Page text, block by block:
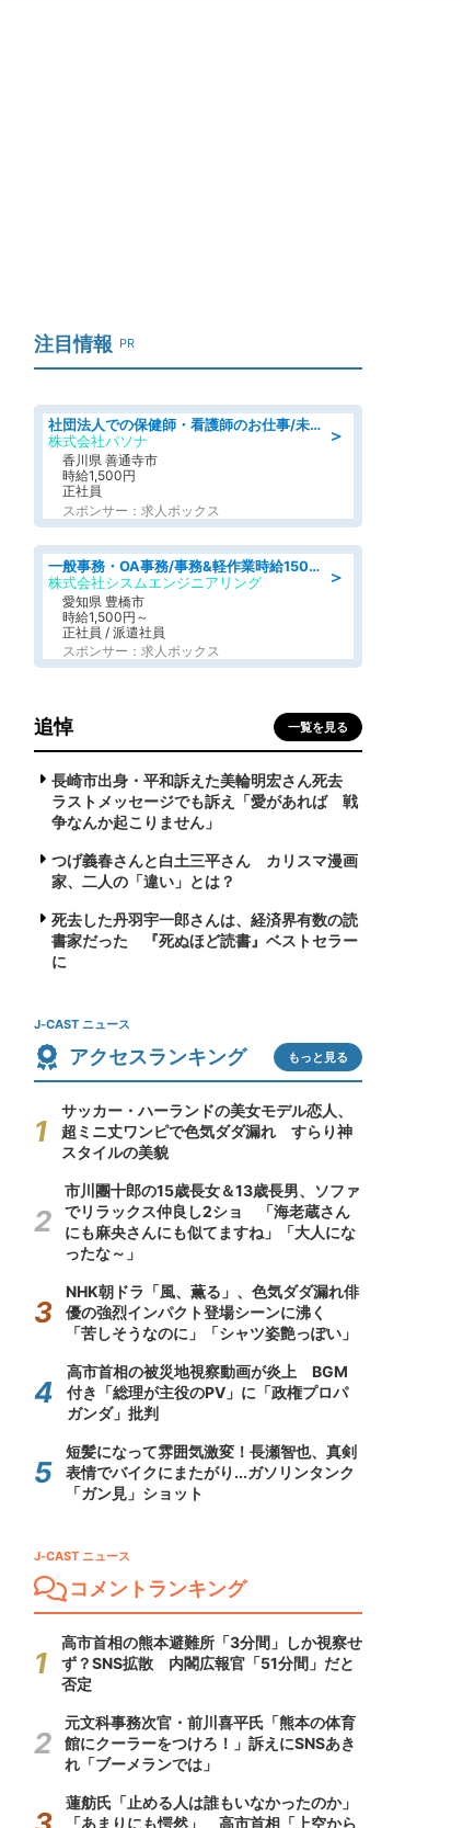
注目情報 PR
＞
社団法人での保健師・看護師のお仕事/未経験OK/要資格:普通免許、保健師、正看護師
株式会社パソナ
香川県 善通寺市
時給1,500円
正社員
スポンサー：求人ボックス
＞
一般事務・OA事務/事務&軽作業時給1500円土日祝休み各種社保完備
株式会社シスムエンジニアリング
愛知県 豊橋市
時給1,500円～
正社員 / 派遣社員
スポンサー：求人ボックス
追悼 一覧を見る
長崎市出身・平和訴えた美輪明宏さん死去
ラストメッセージでも訴え「愛があれば 戦
争なんか起こりません」
つげ義春さんと白土三平さん カリスマ漫画
家、二人の「違い」とは？
死去した丹羽宇一郎さんは、経済界有数の読
書家だった 『死ぬほど読書』ベストセラー
に
J-CAST ニュース
アクセスランキング もっと見る
サッカー・ハーランドの美女モデル恋人、
超ミニ丈ワンピで色気ダダ漏れ すらり神
スタイルの美貌
市川團十郎の15歳長女＆13歳長男、ソファ
でリラックス仲良し2ショ 「海老蔵さん
にも麻央さんにも似てますね」「大人にな
ったな～」
NHK朝ドラ「風、薫る」、色気ダダ漏れ俳
優の強烈インパクト登場シーンに沸く
「苦しそうなのに」「シャツ姿艶っぽい」
高市首相の被災地視察動画が炎上 BGM
付き「総理が主役のPV」に「政権プロパ
ガンダ」批判
短髪になって雰囲気激変！長瀬智也、真剣
表情でバイクにまたがり...ガソリンタンク
「ガン見」ショット
J-CAST ニュース
コメントランキング
高市首相の熊本避難所「3分間」しか視察せ
ず？SNS拡散 内閣広報官「51分間」だと
否定
元文科事務次官・前川喜平氏「熊本の体育
館にクーラーをつけろ！」訴えにSNSあき
れ「ブーメランでは」
蓮舫氏「止める人は誰もいなかったのか」
「あまりにも愕然」 高市首相「上空から